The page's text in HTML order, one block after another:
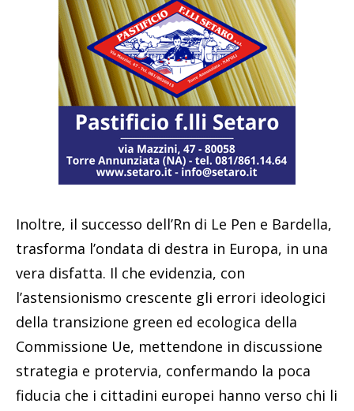
Inoltre, il successo dell’Rn di Le Pen e Bardella,
trasforma l’ondata di destra in Europa, in una
vera disfatta. Il che evidenzia, con
l’astensionismo crescente gli errori ideologici
della transizione green ed ecologica della
Commissione Ue, mettendone in discussione
strategia e protervia, confermando la poca
fiducia che i cittadini europei hanno verso chi li